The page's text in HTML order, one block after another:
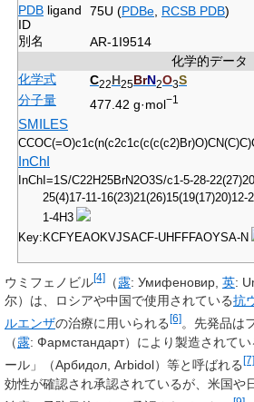
PDB ligand
ID
75U (PDBe RCSB PDB)
別名
AR-1I9514
化学的データ
化学式
C22H25BrN2O3S
分子量
477.42 g·mol−1
SMILES
InChI
InChI=1S/C22H25BrN2O3S/c1-5-28-
25(4)17-11-16(23)21(26)15(19(17)20)12-
1-4H3
Key:KCFYEAOKVJSACF-UHFFFAOYSA-N
ウミフェノビル[4] （露: Умифеновир 英:
尔）は、ロシアや中国で使用されている抗
ルエンザの治療に用いられる [6] 。先発品は
（露: Фармстандарт）により製造されて
ール」（Арбидол, Arbidol）等と呼ばれる[7]
効性が確認され承認されているが、米国や